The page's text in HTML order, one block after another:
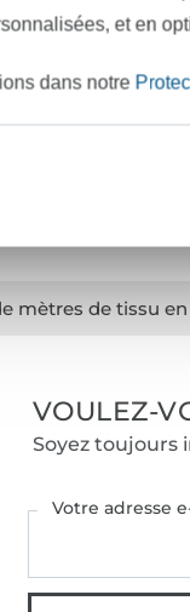
à Brid
fins non
des articles
ainsi que la
aucune
mètres de tissu
VOULEZ-
Soyez toujours
Votre adresse
et en
dans notre